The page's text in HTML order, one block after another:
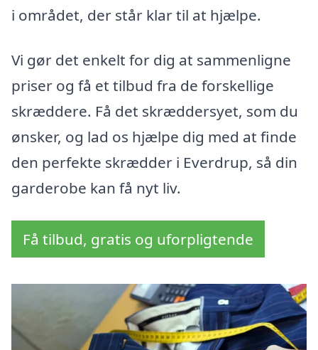
i området, der står klar til at hjælpe.
Vi gør det enkelt for dig at sammenligne
priser og få et tilbud fra de forskellige
skræddere. Få det skræddersyet, som du
ønsker, og lad os hjælpe dig med at finde
den perfekte skrædder i Everdrup, så din
garderobe kan få nyt liv.
Få tilbud, gratis og uforpligtende